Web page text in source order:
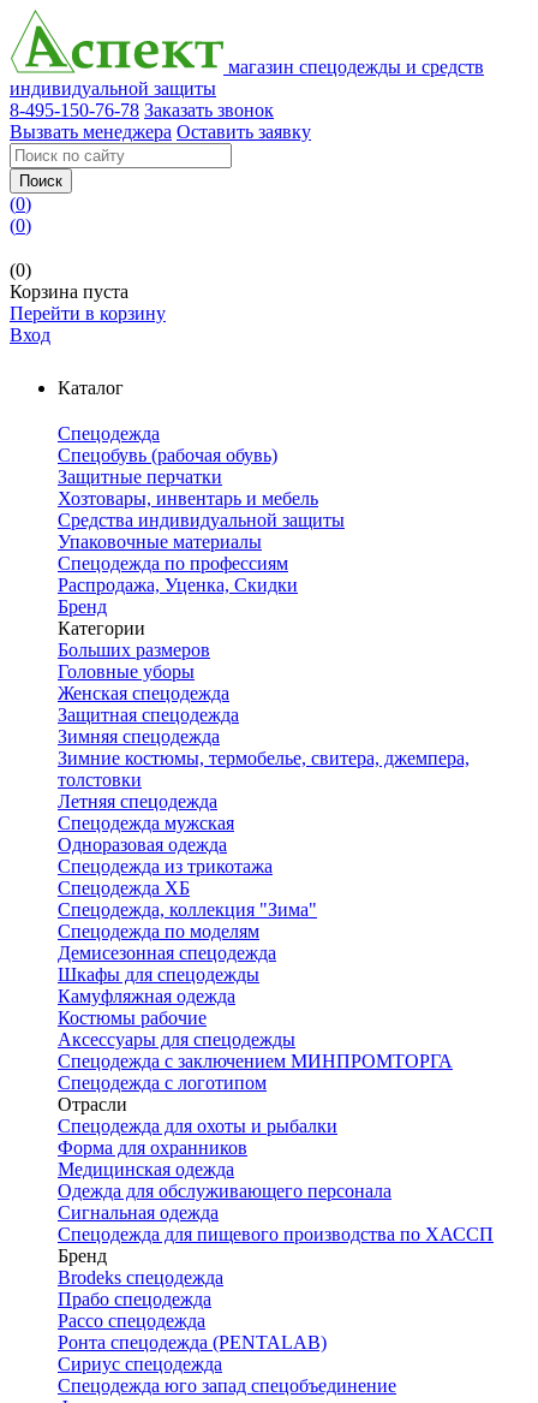
магазин спецодежды и средств
индивидуальной защиты
8-495-150-76-78 Заказать звонок
Вызвать менеджера Оставить заявку
Поиск
(0)
(0)
(0)
Корзина пуста
Перейти в корзину
Вход
Каталог
Спецодежда
Спецобувь (рабочая обувь)
Защитные перчатки
Хозтовары, инвентарь и мебель
Средства индивидуальной защиты
Упаковочные материалы
Спецодежда по профессиям
Распродажа, Уценка, Скидки
Бренд
Категории
Больших размеров
Головные уборы
Женская спецодежда
Защитная спецодежда
Зимняя спецодежда
Зимние костюмы, термобелье, свитера, джемпера,
толстовки
Летняя спецодежда
Спецодежда мужская
Одноразовая одежда
Спецодежда из трикотажа
Спецодежда ХБ
Спецодежда, коллекция "Зима"
Спецодежда по моделям
Демисезонная спецодежда
Шкафы для спецодежды
Камуфляжная одежда
Костюмы рабочие
Аксессуары для спецодежды
Спецодежда с заключением МИНПРОМТОРГА
Спецодежда с логотипом
Отрасли
Спецодежда для охоты и рыбалки
Форма для охранников
Медицинская одежда
Одежда для обслуживающего персонала
Сигнальная одежда
Спецодежда для пищевого производства по ХАССП
Бренд
Brodeks спецодежда
Прабо спецодежда
Рассо спецодежда
Ронта спецодежда (PENTALAB)
Сириус спецодежда
Спецодежда юго запад спецобъединение